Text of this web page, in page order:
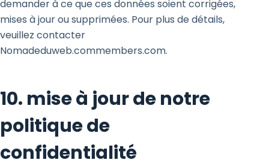
demander à ce que ces données soient corrigées,
mises à jour ou supprimées. Pour plus de détails,
veuillez contacter
Nomadeduweb.commembers.com.
10. mise à jour de notre
politique de
confidentialité